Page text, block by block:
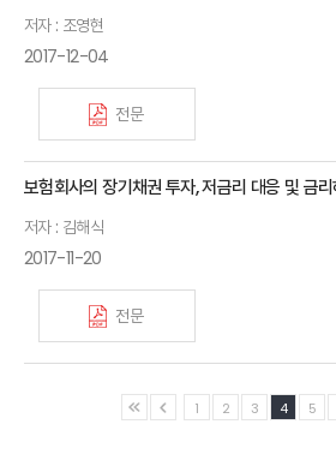
저자 : 조영현
2017-12-04
전문
보험회사의 장기채권 투자, 저금리 대응 및 금
저자 : 김해식
2017-11-20
전문
1 2 3 4 5